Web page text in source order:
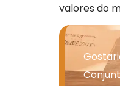
valores do